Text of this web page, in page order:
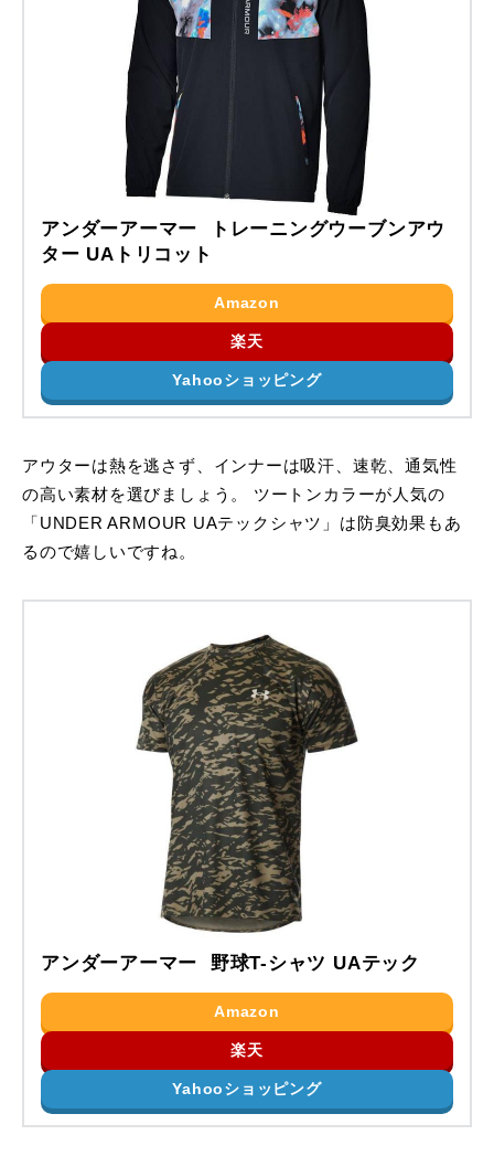
アンダーアーマー トレーニングウーブンアウ
ター UAトリコット
Amazon
楽天
Yahooショッピング
アウターは熱を逃さず、インナーは吸汗、速乾、通気性
の高い素材を選びましょう。 ツートンカラーが人気の
「UNDER ARMOUR UAテックシャツ」は防臭効果もあ
るので嬉しいですね。
アンダーアーマー 野球T-シャツ UAテック
Amazon
楽天
Yahooショッピング